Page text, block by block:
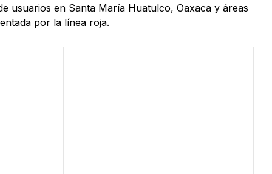
usuarios en Santa María Huatulco, Oaxaca y áreas
por la línea roja.